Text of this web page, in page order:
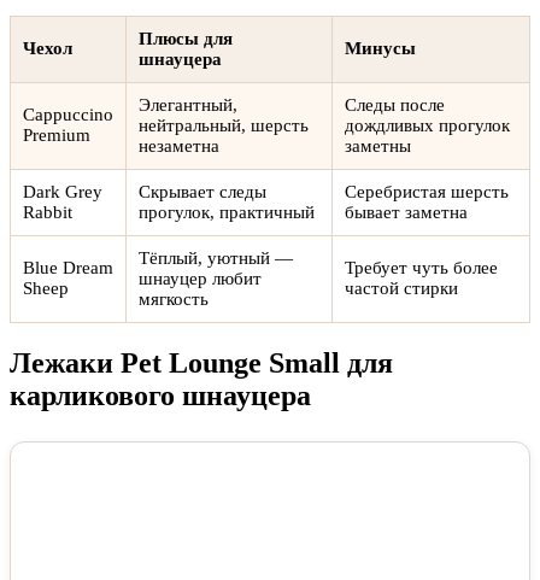
Чехол
Плюсы для
шнауцера
Минусы
Cappuccino
Premium
Элегантный,
нейтральный, шерсть
незаметна
Следы после
дождливых прогулок
заметны
Dark Grey
Rabbit
Скрывает следы
прогулок, практичный
Серебристая шерсть
бывает заметна
Blue Dream
Sheep
Тёплый, уютный —
шнауцер любит
мягкость
Требует чуть более
частой стирки
Лежаки Pet Lounge Small для
карликового шнауцера